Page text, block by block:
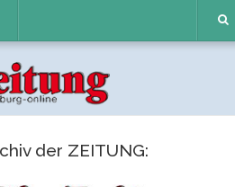
der ZEITUNG: